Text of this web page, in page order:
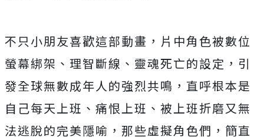
不只小朋友喜歡這部動畫，片中角色被數位
螢幕綁架、理智斷線、靈魂死亡的設定， 引
發全球無數成年人的強烈共鳴，直呼根本是
自己每天上班、 痛恨上班、被上班折磨又無
法逃脫的完美隱喻，那些虛擬角色們， 簡直